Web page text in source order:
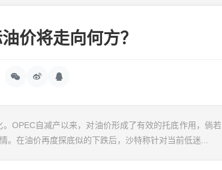
价将走向何方？
OPEC自减产以来，对油价形成了有效的托底作用，倘若
在油价再度探底似的下跌后，沙特称针对当前低迷...